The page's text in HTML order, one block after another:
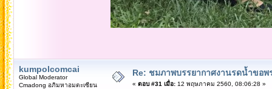
kumpolcomcai
Global Moderator
Cmadong อภิมหาอมตะเซียน
Re: ชมภาพบรรยากาศงานรดน้ำขอ
« ตอบ #31 เมื่อ:12 พฤษภาคม 2560, 08:06:28 »